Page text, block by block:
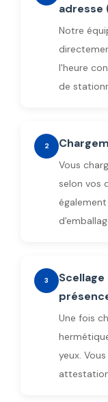
adresse
Notre
l'heure
de
2
Vous
selon vos
3
Une fois
yeux.